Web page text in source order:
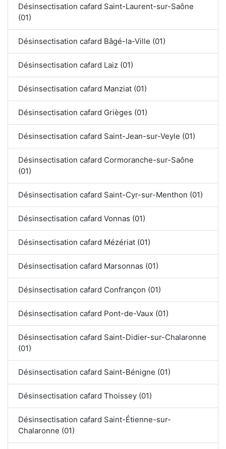
Désinsectisation cafard Saint-Laurent-sur-Saône
(01)
Désinsectisation cafard Bâgé-la-Ville (01)
Désinsectisation cafard Laiz (01)
Désinsectisation cafard Manziat (01)
Désinsectisation cafard Grièges (01)
Désinsectisation cafard Saint-Jean-sur-Veyle (01)
Désinsectisation cafard Cormoranche-sur-Saône
(01)
Désinsectisation cafard Saint-Cyr-sur-Menthon (01)
Désinsectisation cafard Vonnas (01)
Désinsectisation cafard Mézériat (01)
Désinsectisation cafard Marsonnas (01)
Désinsectisation cafard Confrançon (01)
Désinsectisation cafard Pont-de-Vaux (01)
Désinsectisation cafard Saint-Didier-sur-Chalaronne
(01)
Désinsectisation cafard Saint-Bénigne (01)
Désinsectisation cafard Thoissey (01)
Désinsectisation cafard Saint-Étienne-sur-
Chalaronne (01)